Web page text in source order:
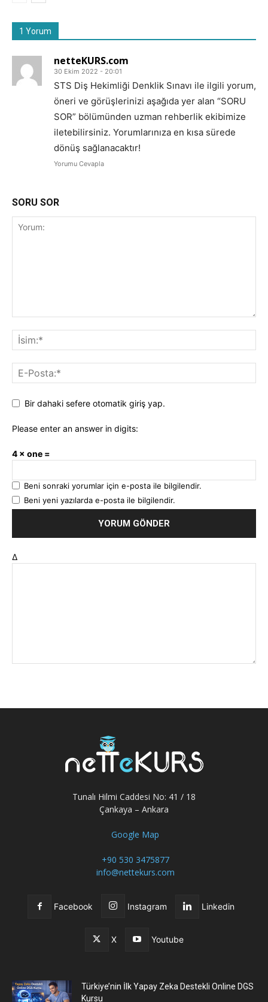
1 Yorum
netteKURS.com
30 Ekim 2022 - 20:01
STS Diş Hekimliği Denklik Sınavı ile ilgili yorum,
öneri ve görüşlerinizi aşağıda yer alan “SORU
SOR” bölümünden uzman rehberlik ekibimize
iletebilirsiniz. Yorumlarınıza en kısa sürede
dönüş sağlanacaktır!
Yorumu Cevapla
SORU SOR
Bir dahaki sefere otomatik giriş yap.
Please enter an answer in digits:
4 × one =
Beni sonraki yorumlar için e-posta ile bilgilendir.
Beni yeni yazılarda e-posta ile bilgilendir.
Δ
Tunalı Hilmi Caddesi No: 41 / 18
Çankaya – Ankara
Google Map
+90 530 3475877
info@nettekurs.com
Facebook Instagram Linkedin
X Youtube
Türkiye’nin İlk Yapay Zeka Destekli Online DGS
Kursu